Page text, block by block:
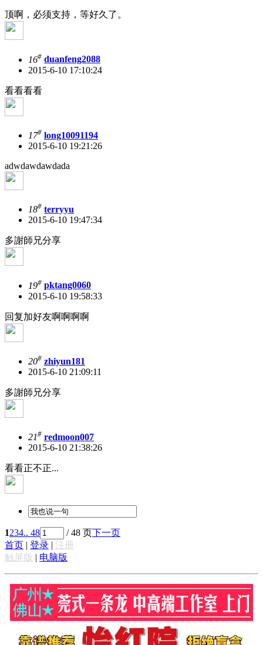
顶啊，必须支持，等好久了。
16# duanfeng2088
2015-6-10 17:10:24
看看看看
17# long10091194
2015-6-10 19:21:26
adwdawdawdada
18# terryyu
2015-6-10 19:47:34
多謝師兄分享
19# pktang0060
2015-6-10 19:58:33
回复加好友啊啊啊啊
20# zhiyun181
2015-6-10 21:09:11
多謝師兄分享
21# redmoon007
2015-6-10 21:38:26
看看正不正...
1234.. 48 / 48 页下一页
首页 | 登录 | 注册
触屏版 | 电脑版